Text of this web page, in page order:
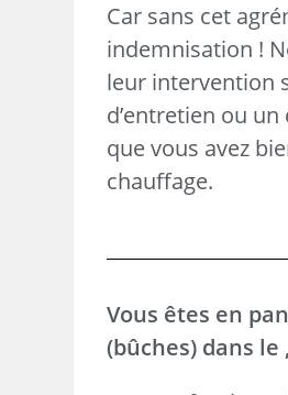
Car sans cet
indemnisation !
leur intervention
d’entretien ou
que vous avez
chauffage.
Vous êtes en
(bûches) dans